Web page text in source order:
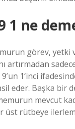
1 ne
görev, yetki
artırmadan
1’inci
eder. Başka bir
mevcut
üst rütbeye